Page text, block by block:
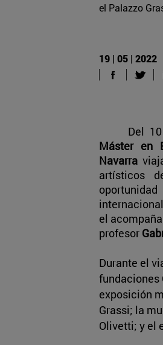
el Palazzo
19 | 05 | 2022
Del
Máster en
Navarra
artísticos
el
profesor
Durante el
fundaciones
exposición
Grassi; la
Olivetti; y el